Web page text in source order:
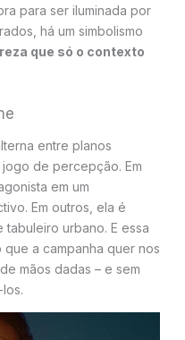
para ser iluminada por
há um simbolismo
que só o contexto
entre planos
de percepção. Em
em um
Em outros, ela é
tabuleiro urbano. E essa
a campanha quer nos
mãos dadas – e sem